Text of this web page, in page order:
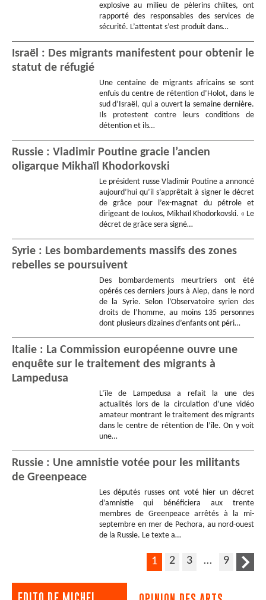
explosive au milieu de pèlerins chiites, ont
rapporté des responsables des services de
sécurité. L’attentat s’est produit dans…
Israël : Des migrants manifestent pour obtenir le
statut de réfugié
Une centaine de migrants africains se sont
enfuis du centre de rétention d’Holot, dans le
sud d’Israël, qui a ouvert la semaine dernière.
Ils protestent contre leurs conditions de
détention et ils…
Russie : Vladimir Poutine gracie l’ancien
oligarque Mikhaïl Khodorkovski
Le président russe Vladimir Poutine a annoncé
aujourd’hui qu’il s’apprêtait à signer le décret
de grâce pour l’ex-magnat du pétrole et
dirigeant de Ioukos, Mikhaïl Khodorkovski. « Le
décret de grâce sera signé…
Syrie : Les bombardements massifs des zones
rebelles se poursuivent
Des bombardements meurtriers ont été
opérés ces derniers jours à Alep, dans le nord
de la Syrie. Selon l’Observatoire syrien des
droits de l’homme, au moins 135 personnes
dont plusieurs dizaines d’enfants ont péri…
Italie : La Commission européenne ouvre une
enquête sur le traitement des migrants à
Lampedusa
L’île de Lampedusa a refait la une des
actualités lors de la circulation d’une vidéo
amateur montrant le traitement des migrants
dans le centre de rétention de l’île. On y voit
une…
Russie : Une amnistie votée pour les militants
de Greenpeace
Les députés russes ont voté hier un décret
d’amnistie qui bénéficiera aux trente
membres de Greenpeace arrêtés à la mi-
septembre en mer de Pechora, au nord-ouest
de la Russie. Le texte a…
1 2 3 … 9